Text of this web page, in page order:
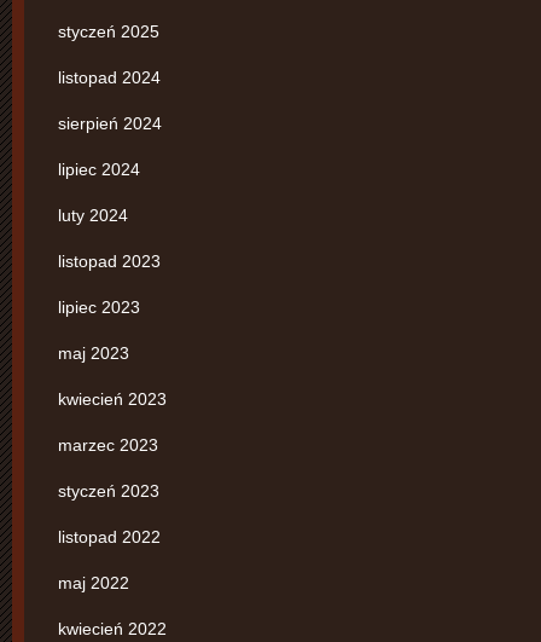
styczeń 2025
listopad 2024
sierpień 2024
lipiec 2024
luty 2024
listopad 2023
lipiec 2023
maj 2023
kwiecień 2023
marzec 2023
styczeń 2023
listopad 2022
maj 2022
kwiecień 2022